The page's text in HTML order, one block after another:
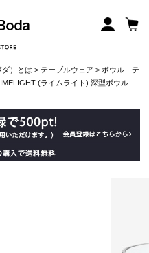
ダ）とは > テーブルウェア > ボウル｜テ
(ライムライト) 深型ボウル